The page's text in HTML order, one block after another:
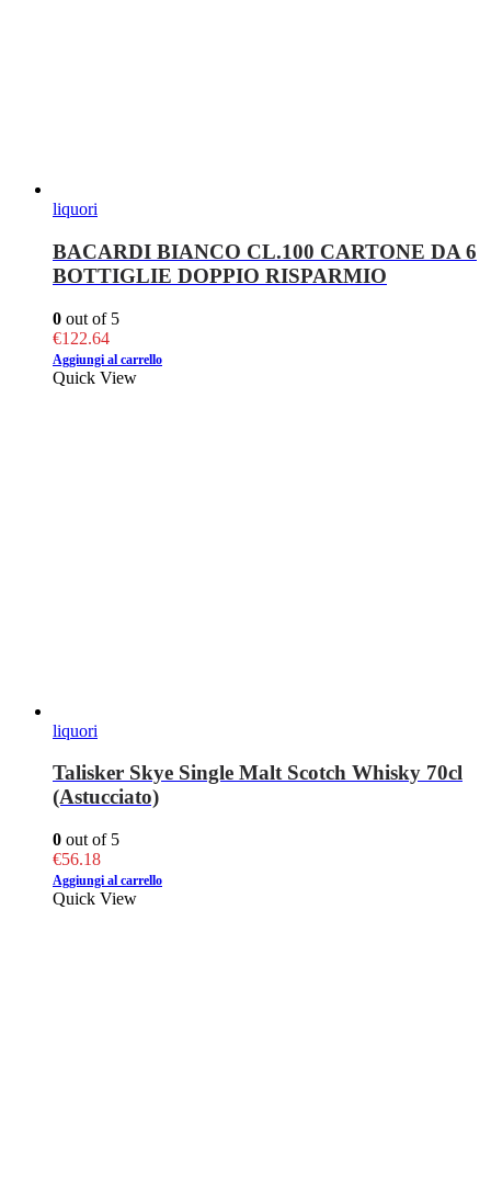
liquori
BACARDI BIANCO CL.100 CARTONE DA 6
BOTTIGLIE DOPPIO RISPARMIO
0 out of 5
€122.64
Aggiungi al carrello
Quick View
liquori
Talisker Skye Single Malt Scotch Whisky 70cl
(Astucciato)
0 out of 5
€56.18
Aggiungi al carrello
Quick View